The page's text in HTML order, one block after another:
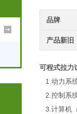
品牌
产品新旧
可程式拉力
1.动力系
2.控制系
3.计算机